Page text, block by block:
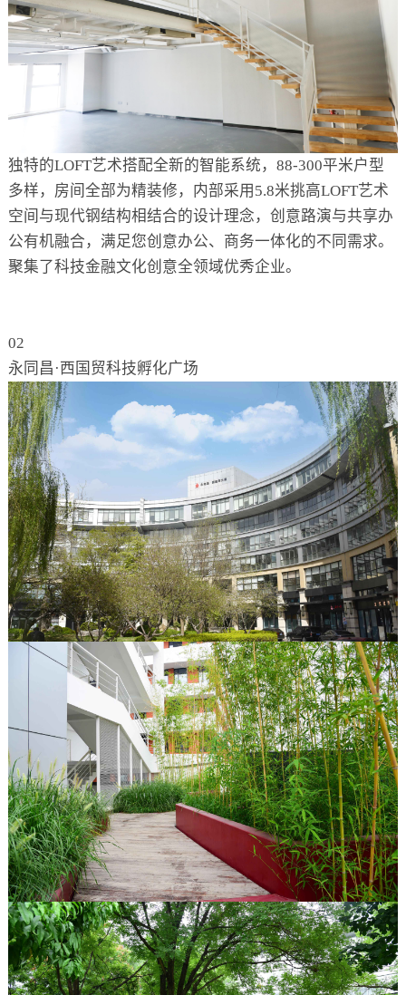
独特的LOFT艺术搭配全新的智能系统，88-300平米户型
多样，房间全部为精装修，内部采用5.8米挑高LOFT艺术
空间与现代钢结构相结合的设计理念，创意路演与共享办
公有机融合，满足您创意办公、商务一体化的不同需求。
聚集了科技金融文化创意全领域优秀企业。
02
永同昌·西国贸科技孵化广场